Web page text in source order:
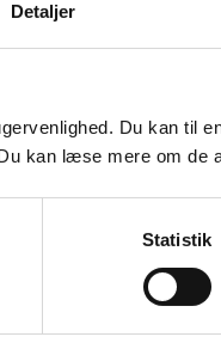
Detaljer
Du kan til
kan læse mere om de
Statistik